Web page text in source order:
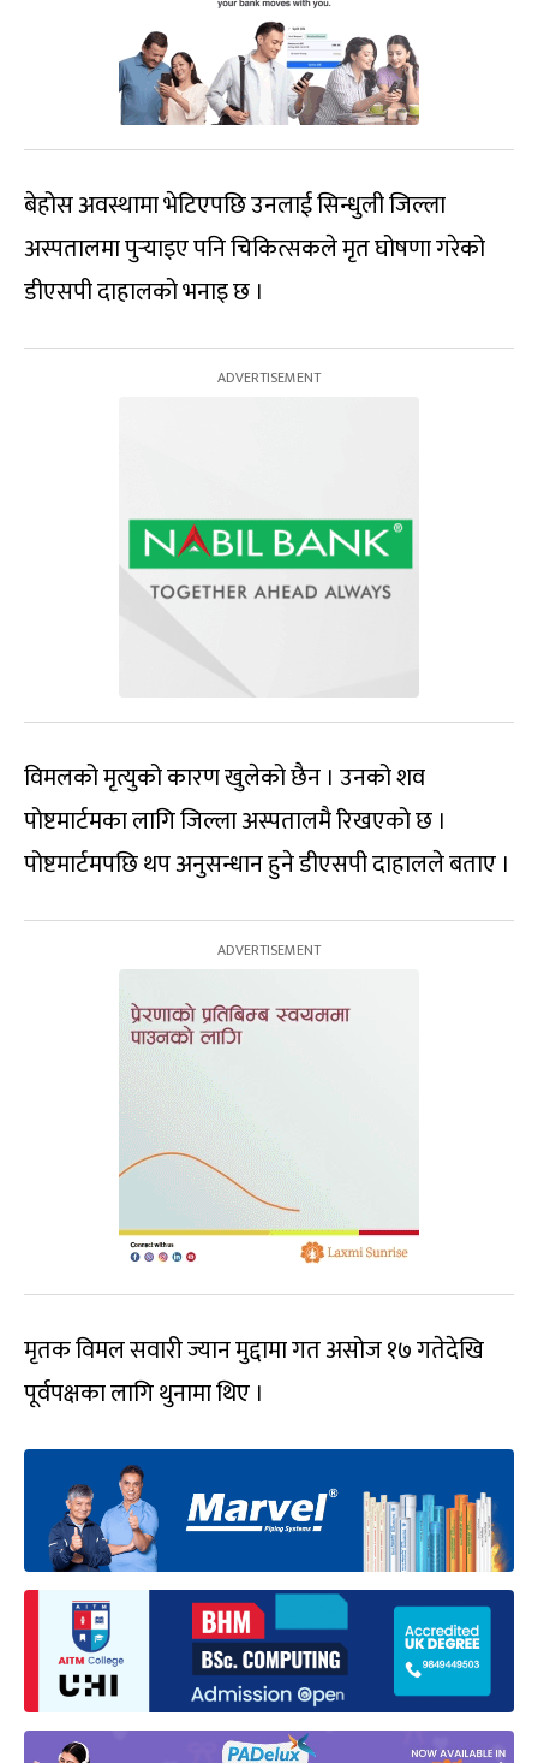
बेहोस अवस्थामा भेटिएपछि उनलाई सिन्धुली जिल्ला
अस्पतालमा पुर्‍याइए पनि चिकित्सकले मृत घोषणा गरेको
डीएसपी दाहालको भनाइ छ ।
विमलको मृत्युको कारण खुलेको छैन । उनको शव
पोष्टमार्टमका लागि जिल्ला अस्पतालमै रिखएको छ ।
पोष्टमार्टमपछि थप अनुसन्धान हुने डीएसपी दाहालले बताए ।
मृतक विमल सवारी ज्यान मुद्दामा गत असोज १७ गतेदेखि
पूर्वपक्षका लागि थुनामा थिए ।